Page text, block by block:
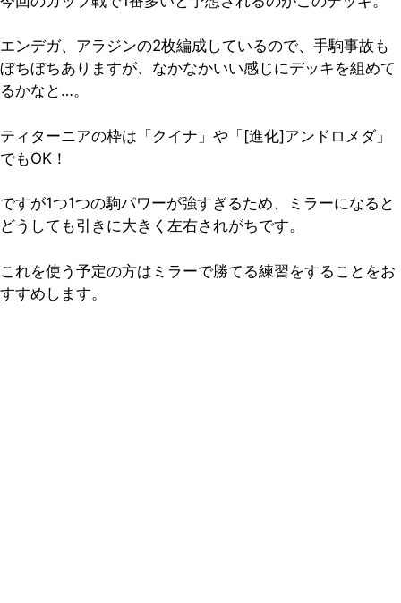
エンデガ、アラジンの2枚編成しているので、手駒事故も
ぼちぼちありますが、なかなかいい感じにデッキを組めて
るかなと…。
ティターニアの枠は「クイナ」や「[進化]アンドロメダ」
でもOK！
ですが1つ1つの駒パワーが強すぎるため、ミラーになると
どうしても引きに大きく左右されがちです。
これを使う予定の方はミラーで勝てる練習をすることをお
すすめします。